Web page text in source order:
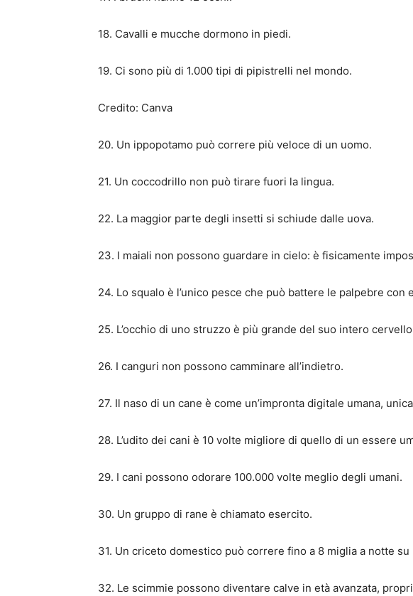
18. Cavalli e mucche dormono in piedi.
19. Ci sono più di 1.000 tipi di pipistrelli nel mondo.
Credito: Canva
20. Un ippopotamo può correre più veloce di un uomo.
21. Un coccodrillo non può tirare fuori la lingua.
22. La maggior parte degli insetti si schiude dalle uova.
23. I maiali non possono guardare in cielo: è fisicamente
24. Lo squalo è l’unico pesce che può battere le palpebre con
25. L’occhio di uno struzzo è più grande del suo intero
26. I canguri non possono camminare all’indietro.
27. Il naso di un cane è come un’impronta digitale umana,
28. L’udito dei cani è 10 volte migliore di quello di un essere
29. I cani possono odorare 100.000 volte meglio degli umani.
30. Un gruppo di rane è chiamato esercito.
31. Un criceto domestico può correre fino a 8 miglia a notte su
32. Le scimmie possono diventare calve in età avanzata,